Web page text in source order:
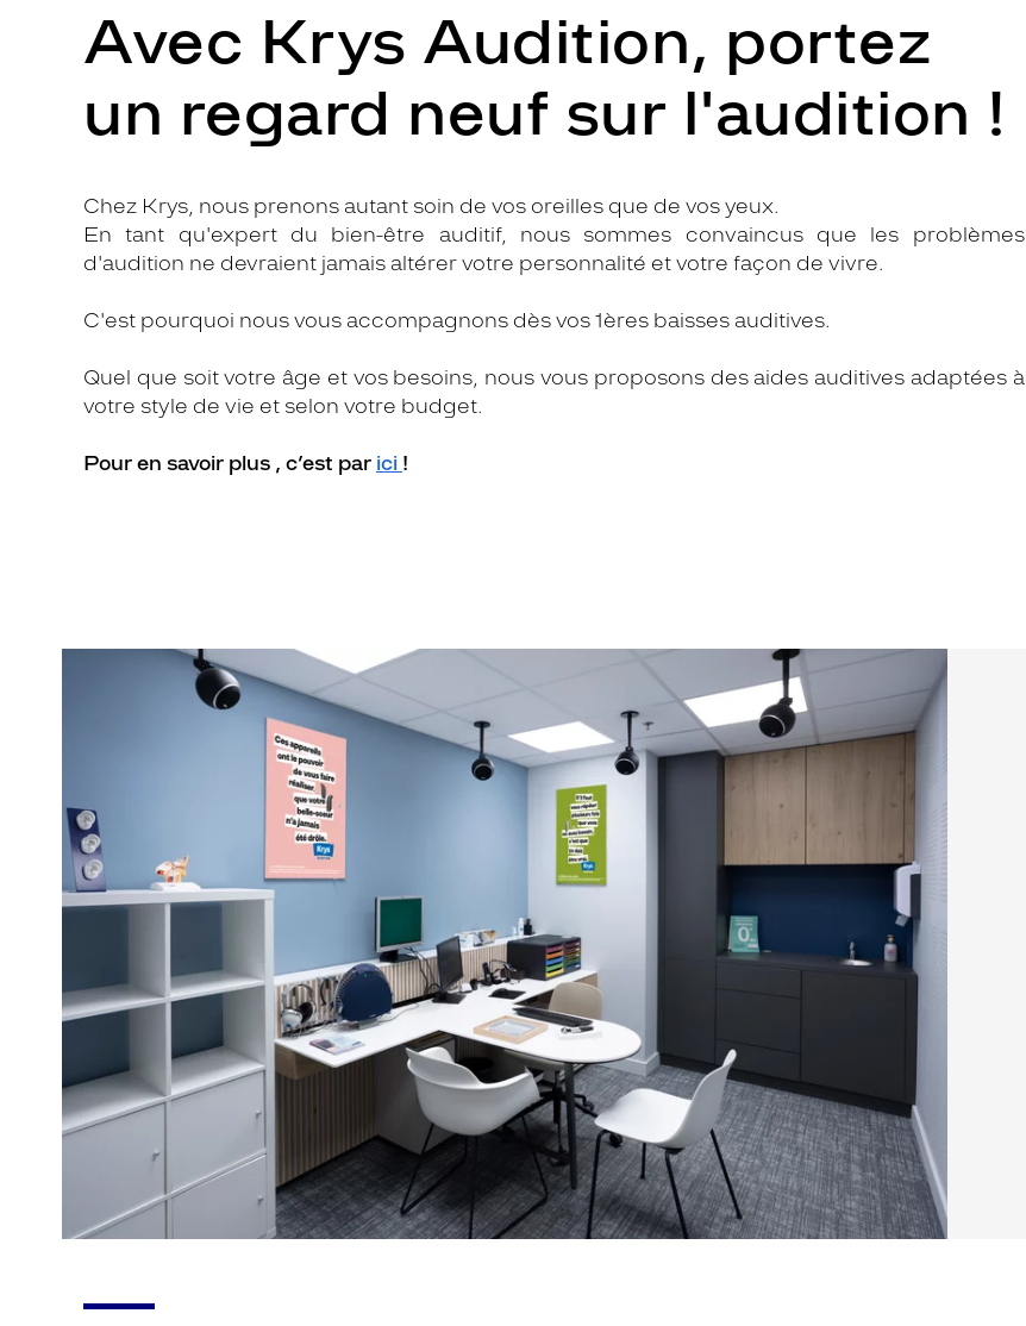
Avec Krys Audition, portez
un regard neuf sur l'audition !
Chez Krys, nous prenons autant soin de vos oreilles que de vos yeux.
En tant qu'expert du bien-être auditif, nous sommes convaincus que les problèmes
d'audition ne devraient jamais altérer votre personnalité et votre façon de vivre.
C'est pourquoi nous vous accompagnons dès vos 1ères baisses auditives.
Quel que soit votre âge et vos besoins, nous vous proposons des aides auditives adaptées à
votre style de vie et selon votre budget.
Pour en savoir plus , c’est par ici !